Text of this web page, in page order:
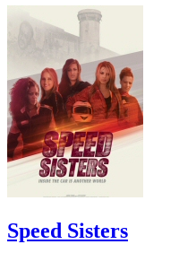
Speed Sisters